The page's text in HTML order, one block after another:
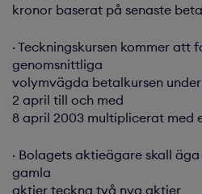
kronor baserat på senaste
· Teckningskursen kommer att
genomsnittliga
volymvägda betalkursen
2 april till och med
8 april 2003 multiplicerat med
· Bolagets aktieägare skall
gamla
aktier teckna två nya aktier